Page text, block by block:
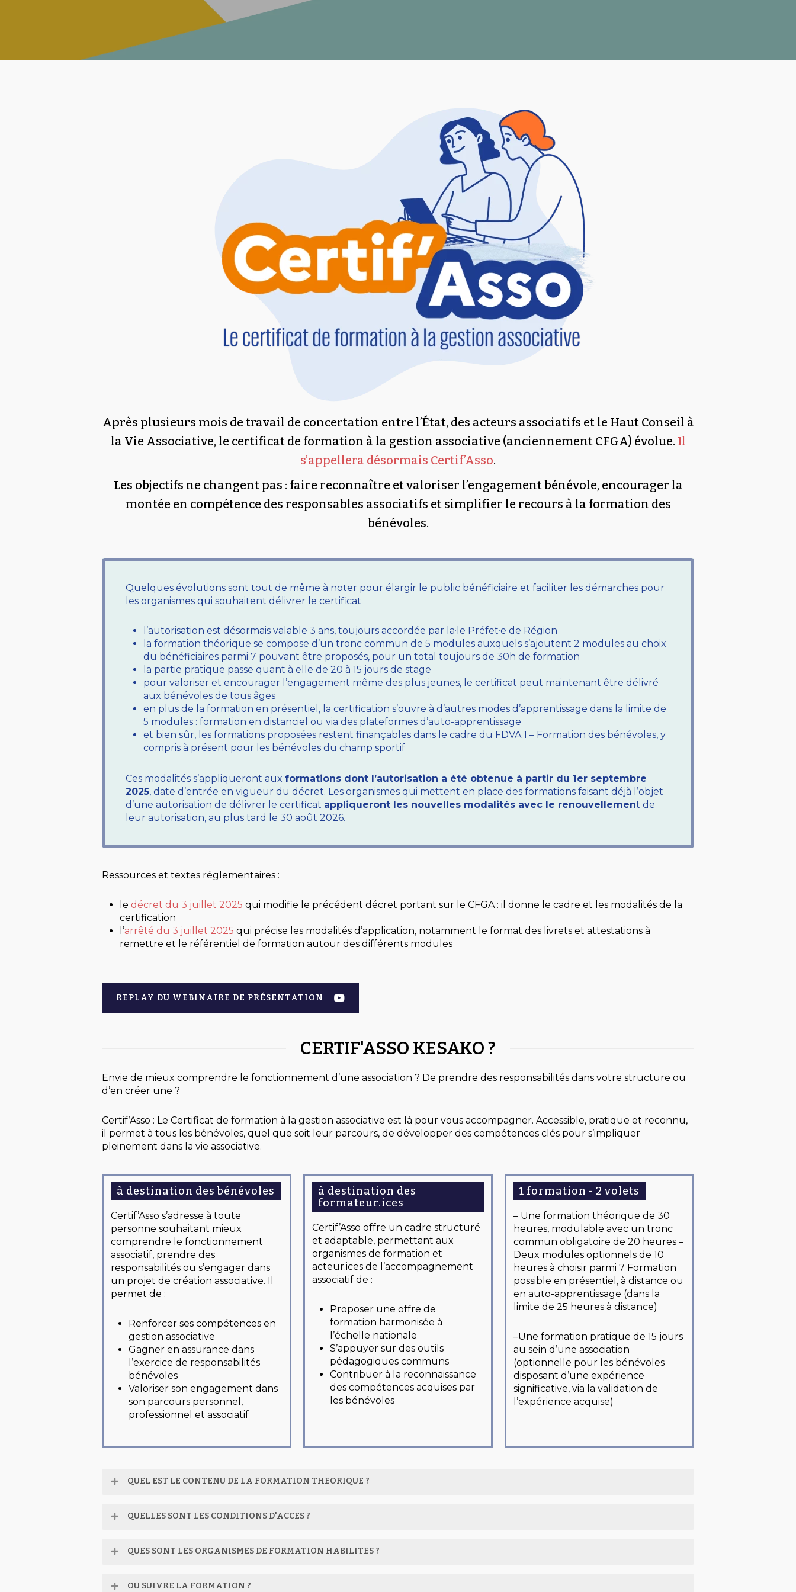
Après plusieurs mois de travail de concertation entre l’État, des acteurs associatifs et le Haut Conseil à
la Vie Associative, le certificat de formation à la gestion associative (anciennement CFGA) évolue. Il
s’appellera désormais Certif’Asso.
Les objectifs ne changent pas : faire reconnaître et valoriser l’engagement bénévole, encourager la
montée en compétence des responsables associatifs et simplifier le recours à la formation des
bénévoles.
Quelques évolutions sont tout de même à noter pour élargir le public bénéficiaire et faciliter les démarches pour
les organismes qui souhaitent délivrer le certificat
l’autorisation est désormais valable 3 ans, toujours accordée par la·le Préfet·e de Région
la formation théorique se compose d’un tronc commun de 5 modules auxquels s’ajoutent 2 modules au choix
du bénéficiaires parmi 7 pouvant être proposés, pour un total toujours de 30h de formation
la partie pratique passe quant à elle de 20 à 15 jours de stage
pour valoriser et encourager l’engagement même des plus jeunes, le certificat peut maintenant être délivré
aux bénévoles de tous âges
en plus de la formation en présentiel, la certification s’ouvre à d’autres modes d’apprentissage dans la limite de
5 modules : formation en distanciel ou via des plateformes d’auto-apprentissage
et bien sûr, les formations proposées restent finançables dans le cadre du FDVA 1 – Formation des bénévoles, y
compris à présent pour les bénévoles du champ sportif
Ces modalités s’appliqueront auxformations dont l’autorisation a été obtenue à partir du 1er septembre
2025, date d’entrée en vigueur du décret. Les organismes qui mettent en place des formations faisant déjà l’objet
d’une autorisation de délivrer le certificat appliqueront les nouvelles modalités avec le renouvellement de
leur autorisation, au plus tard le 30 août 2026.
Ressources et textes réglementaires :
ledécret du 3 juillet 2025 qui modifie le précédent décret portant sur le CFGA : il donne le cadre et les modalités de la
certification
l’arrêté du 3 juillet 2025 qui précise les modalités d’application, notamment le format des livrets et attestations à
remettre et le référentiel de formation autour des différents modules
REPLAY DU WEBINAIRE DE PRÉSENTATION
CERTIF'ASSO KESAKO ?
Envie de mieux comprendre le fonctionnement d’une association ? De prendre des responsabilités dans votre structure ou
d’en créer une ?
Certif’Asso : Le Certificat de formation à la gestion associative est là pour vous accompagner. Accessible, pratique et reconnu,
il permet à tous les bénévoles, quel que soit leur parcours, de développer des compétences clés pour s’impliquer
pleinement dans la vie associative.
à destination des bénévoles
Certif’Asso s’adresse à toute
personne souhaitant mieux
comprendre le fonctionnement
associatif, prendre des
responsabilités ou s’engager dans
un projet de création associative. Il
permet de :
Renforcer ses compétences en
gestion associative
Gagner en assurance dans
l’exercice de responsabilités
bénévoles
Valoriser son engagement dans
son parcours personnel,
professionnel et associatif
à destination des
formateur.ices
Certif’Asso offre un cadre structuré
et adaptable, permettant aux
organismes de formation et
acteur.ices de l’accompagnement
associatif de :
Proposer une offre de
formation harmonisée à
l’échelle nationale
S’appuyer sur des outils
pédagogiques communs
Contribuer à la reconnaissance
des compétences acquises par
les bénévoles
1 formation - 2 volets
– Une formation théorique de 30
heures, modulable avec un tronc
commun obligatoire de 20 heures –
Deux modules optionnels de 10
heures à choisir parmi 7 Formation
possible en présentiel, à distance ou
en auto-apprentissage (dans la
limite de 25 heures à distance)
–Une formation pratique de 15 jours
au sein d’une association
(optionnelle pour les bénévoles
disposant d’une expérience
significative, via la validation de
l’expérience acquise)
QUEL EST LE CONTENU DE LA FORMATION THEORIQUE ?
QUELLES SONT LES CONDITIONS D'ACCES ?
🔹 Être bénévole dans une association déclarée en France
💡 Aucune autre condition n’est exigée : la formation est ouverte à toutes et tous, quels que soient votre parcours ou
QUES SONT LES ORGANISMES DE FORMATION HABILITES ?
OU SUIVRE LA FORMATION ?